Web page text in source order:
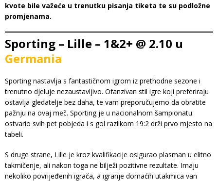
kvote bile važeće u trenutku pisanja tiketa te su podložne
promjenama.
Sporting – Lille – 1&2+ @ 2.10 u
Germania
Sporting nastavlja s fantastičnom igrom iz prethodne sezone i
trenutno djeluje nezaustavljivo. Ofanzivan stil igre koji preferiraju
ostavlja gledatelje bez daha, te vam preporučujemo da obratite
pažnju na ovaj meč. Sporting je u nacionalnom šampionatu
ostvario svih pet pobjeda i s gol razlikom 19:2 drži prvo mjesto na
tabeli.
S druge strane, Lille je kroz kvalifikacije osigurao plasman u elitno
takmičenje, ali nakon toga ne bilježi pozitivne rezultate. Imaju
nekoliko povrijeđenih igrača, a igranje domaćih utakmica van